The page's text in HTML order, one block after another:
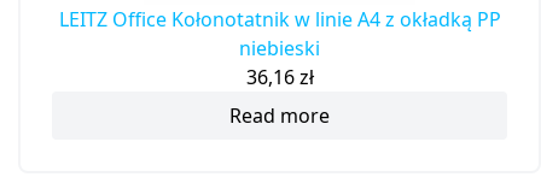
LEITZ Office Kołonotatnik w linie A4 z okładką PP
niebieski
36,16zł
Read more